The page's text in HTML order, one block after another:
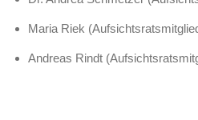
Maria Riek
Andreas Rindt